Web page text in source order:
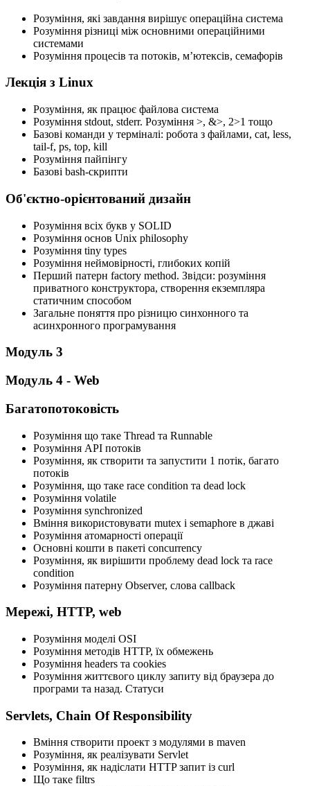
Розуміння, які завдання вирішує операційна система
Розуміння різниці між основними операційними
системами
Розуміння процесів та потоків, мʼютексів, семафорів
Лекція з Linux
Розуміння, як працює файлова система
Розуміння stdout, stderr. Розуміння >, &>, 2>1 тощо
Базові команди у терміналі: робота з файлами, cat, less,
tail-f, ps, top, kill
Розуміння пайпінгу
Базові bash-скрипти
Об'єктно-орієнтований дизайн
Розуміння всіх букв у SOLID
Розуміння основ Unix philosophy
Розуміння tiny types
Розуміння неймовірності, глибоких копій
Перший патерн factory method. Звідси: розуміння
приватного конструктора, створення екземпляра
статичним способом
Загальне поняття про різницю синхонного та
асинхронного програмування
Модуль 3
Модуль 4 - Web
Багатопотоковість
Розуміння що таке Thread та Runnable
Розуміння API потоків
Розуміння, як створити та запустити 1 потік, багато
потоків
Розуміння, що таке race condition та dead lock
Розуміння volatile
Розуміння synchronized
Вміння використовувати mutex і semaphore в джаві
Розуміння атомарності операції
Основні кошти в пакеті concurrency
Розуміння, як вирішити проблему dead lock та race
condition
Розуміння патерну Observer, слова callback
Мережі, HTTP, web
Розуміння моделі OSI
Розуміння методів HTTP, їх обмежень
Розуміння headers та cookies
Розуміння життєвого циклу запиту від браузера до
програми та назад. Статуси
Servlets, Chain Of Responsibility
Вміння створити проект з модулями в maven
Розуміння, як реалізувати Servlet
Розуміння, як надіслати HTTP запит із curl
Що таке filtrs